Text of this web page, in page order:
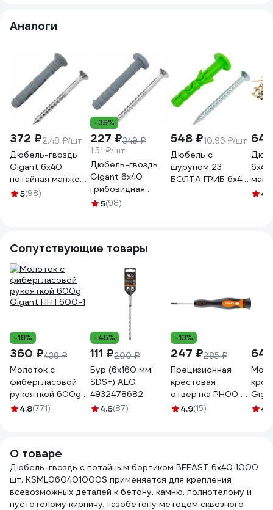
Аналоги
372 ₽2.48 ₽/шт
Дюбель-гвоздь
Gigant 6x40
потайная манжета
полипропилен 150
5(98)
-35%
227 ₽349 ₽
1.51 ₽/шт
Дюбель-гвоздь
Gigant 6x40
грибовидная
манжета
5(98)
548 ₽10.96 ₽/шт
Дюбель с
шурупом 23
БОЛТА ГРИБ 6x40
4.6
Сопутствующие товары
-18%
360 ₽438 ₽
Молоток с
фибергласовой
рукояткой 600g
Gigant HHT600-1
4.8(771)
-45%
111 ₽200 ₽
Бур (6x160 мм;
SDS+) AEG
4932478682
4.6(87)
-13%
247 ₽285 ₽
Прецизионная
крестовая
отвертка PH00 x
50 мм NEO TOOLS
4.9(15) 4.6
О товаре
Дюбель-гвоздь с потайным бортиком BEFAST 6x40 1000
шт. KSML060401000S применяется для крепления
всевозможных деталей к бетону, камню, полнотелому и
пустотелому кирпичу, газобетону методом сквозного